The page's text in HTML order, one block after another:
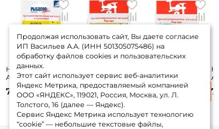
Насадка Salmo
Ароматизированная
XL ВАНИЛЬ кисл.
жел.
75 ₽
Ароматизированная
XL АНИС беж.
75 ₽
Ароматизированная
XL КОНОПЛЯ
зелен.
75 ₽
Продолжая использовать сайт, Вы даете согласие
ИП Васильев А.А. (ИНН 501305075486) на
обработку файлов cookies и пользовательских
данных.
Этот сайт использует сервис веб-аналитики
Яндекс Метрика, предоставляемый компанией
ООО «ЯНДЕКС», 119021, Россия, Москва, ул. Л.
Толстого, 16 (далее — Яндекс).
Сервис Яндекс Метрика использует технологию
“cookie” — небольшие текстовые файлы,